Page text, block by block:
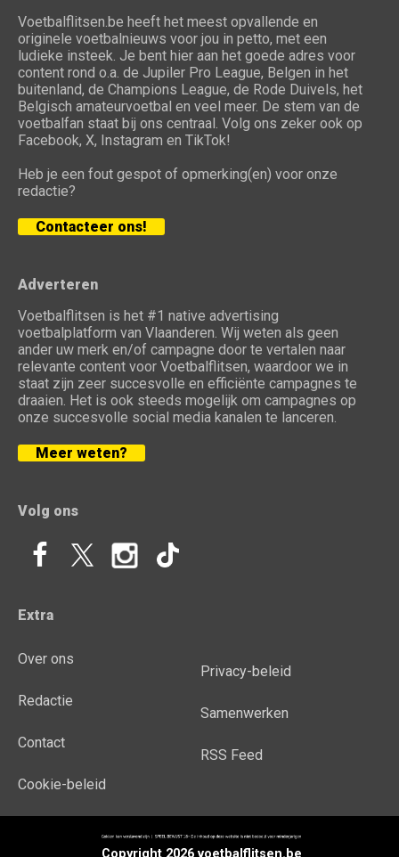
Voetbalflitsen.be heeft het meest opvallende en
originele voetbalnieuws voor jou in petto, met een
ludieke insteek. Je bent hier aan het goede adres voor
content rond o.a. de Jupiler Pro League, Belgen in het
buitenland, de Champions League, de Rode Duivels, het
Belgisch amateurvoetbal en veel meer. De stem van de
voetbalfan staat bij ons centraal. Volg ons zeker ook op
Facebook, X, Instagram en TikTok!
Heb je een fout gespot of opmerking(en) voor onze
redactie?
Contacteer ons!
Adverteren
Voetbalflitsen is het #1 native advertising
voetbalplatform van Vlaanderen. Wij weten als geen
ander uw merk en/of campagne door te vertalen naar
relevante content voor Voetbalflitsen, waardoor we in
staat zijn zeer succesvolle en efficiënte campagnes te
draaien. Het is ook steeds mogelijk om campagnes op
onze succesvolle social media kanalen te lanceren.
Meer weten?
Volg ons
Extra
Over ons
Redactie
Contact
Cookie-beleid
Privacy-beleid
Samenwerken
RSS Feed
Copyright 2026 voetbalflitsen.be